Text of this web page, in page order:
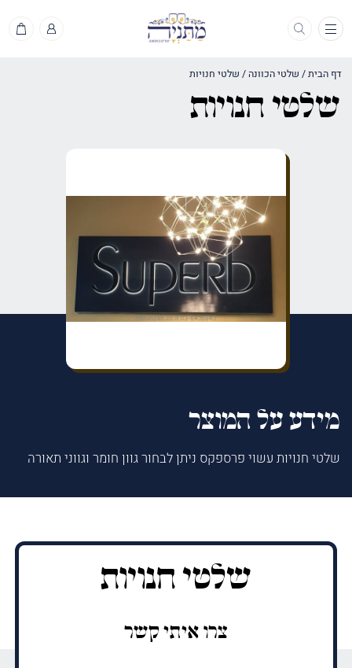
תפריט
דף הבית/ שלטי הכוונה / שלטי חנויות
שלטי חנויות
מידע על המוצר
שלטי חנויות עשוי פרספקס ניתן לבחור גוון חומר וגווני תאורה
שלטי חנויות
צרו איתי קשר